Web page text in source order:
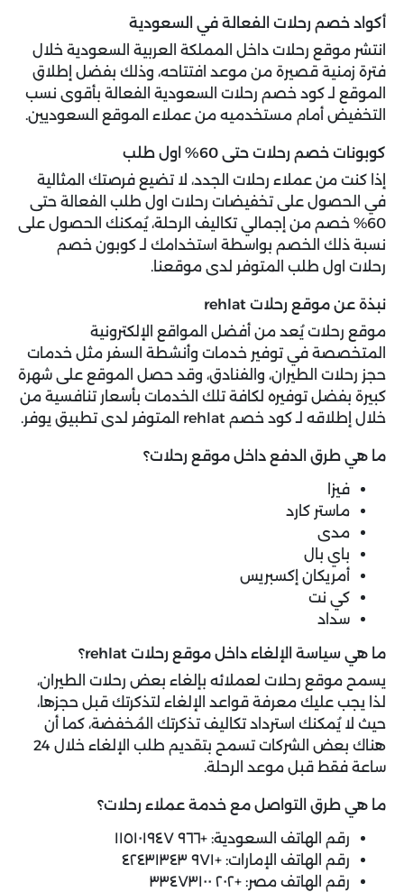
أكواد خصم رحلات الفعالة في السعودية
انتشر موقع رحلات داخل المملكة العربية السعودية خلال
فترة زمنية قصيرة من موعد افتتاحه، وذلك بفضل إطلاق
الموقع لـ كود خصم رحلات السعودية الفعالة بأقوى نسب
التخفيض أمام مستخدميه من عملاء الموقع السعوديين.
كوبونات خصم رحلات حتى 60% اول طلب
إذا كنت من عملاء رحلات الجدد، لا تضيع فرصتك المثالية
في الحصول على تخفيضات رحلات اول طلب الفعالة حتى
60% خصم من إجمالي تكاليف الرحلة، يُمكنك الحصول على
نسبة ذلك الخصم بواسطة استخدامك لـ كوبون خصم
رحلات اول طلب المتوفر لدى موقعنا.
نبذة عن موقع رحلات rehlat
موقع رحلات يُعد من أفضل المواقع الإلكترونية
المتخصصة في توفير خدمات وأنشطة السفر مثل خدمات
حجز رحلات الطيران، والفنادق، وقد حصل الموقع على شهرة
كبيرة بفضل توفيره لكافة تلك الخدمات بأسعار تنافسية من
خلال إطلاقه لـ كود خصم rehlat المتوفر لدى تطبيق يوفر.
ما هي طرق الدفع داخل موقع رحلات؟
فيزا
ماستر كارد
مدى
باي بال
أمريكان إكسبريس
كي نت
سداد
ما هي سياسة الإلغاء داخل موقع رحلات rehlat؟
يسمح موقع رحلات لعملائه بإلغاء بعض رحلات الطيران،
لذا يجب عليك معرفة قواعد الإلغاء لتذكرتك قبل حجزها،
حيث لا يُمكنك استرداد تكاليف تذكرتك المُخفضة، كما أن
هناك بعض الشركات تسمح بتقديم طلب الإلغاء خلال 24
ساعة فقط قبل موعد الرحلة.
ما هي طرق التواصل مع خدمة عملاء رحلات؟
رقم الهاتف السعودية: +٩٦٦ ١١٥١۰١٩٤٧
رقم الهاتف الإمارات: +٩٧١ ٤٢٤٣١٣٤٣
رقم الهاتف مصر: +٢۰٢ ٣٣٤٧٣١۰۰